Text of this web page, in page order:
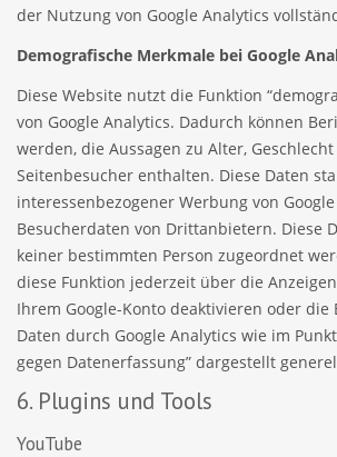
der Nutzung von Google Analytics
Demografische Merkmale bei Google
Diese Website nutzt die Funktion
von Google Analytics. Dadurch können
werden, die Aussagen zu Alter,
Seitenbesucher enthalten. Diese Daten
interessenbezogener Werbung von
Besucherdaten von Drittanbietern. Diese
keiner bestimmten Person zugeordnet
diese Funktion jederzeit über die
Ihrem Google-Konto deaktivieren oder die
Daten durch Google Analytics wie im
gegen Datenerfassung” dargestellt
6. Plugins und Tools
YouTube